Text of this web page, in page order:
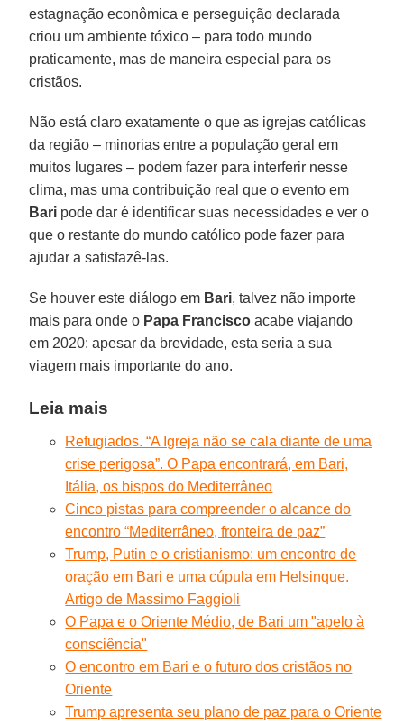
estagnação econômica e perseguição declarada
criou um ambiente tóxico – para todo mundo
praticamente, mas de maneira especial para os
cristãos.
Não está claro exatamente o que as igrejas católicas
da região – minorias entre a população geral em
muitos lugares – podem fazer para interferir nesse
clima, mas uma contribuição real que o evento em
Bari pode dar é identificar suas necessidades e ver o
que o restante do mundo católico pode fazer para
ajudar a satisfazê-las.
Se houver este diálogo em Bari, talvez não importe
mais para onde o Papa Francisco acabe viajando
em 2020: apesar da brevidade, esta seria a sua
viagem mais importante do ano.
Leia mais
Refugiados. “A Igreja não se cala diante de uma
crise perigosa”. O Papa encontrará, em Bari,
Itália, os bispos do Mediterrâneo
Cinco pistas para compreender o alcance do
encontro “Mediterrâneo, fronteira de paz”
Trump, Putin e o cristianismo: um encontro de
oração em Bari e uma cúpula em Helsinque.
Artigo de Massimo Faggioli
O Papa e o Oriente Médio, de Bari um "apelo à
consciência"
O encontro em Bari e o futuro dos cristãos no
Oriente
Trump apresenta seu plano de paz para o Oriente